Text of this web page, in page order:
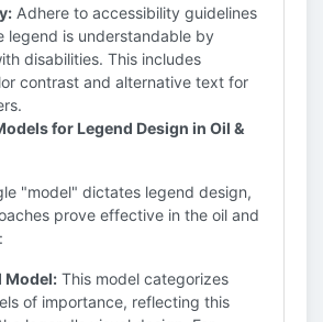
Adhere to accessibility guidelines
legend is understandable by
disabilities. This includes
contrast and alternative text for
for Legend Design in Oil &
"model" dictates legend design,
prove effective in the oil and
Model: This model categorizes
of importance, reflecting this